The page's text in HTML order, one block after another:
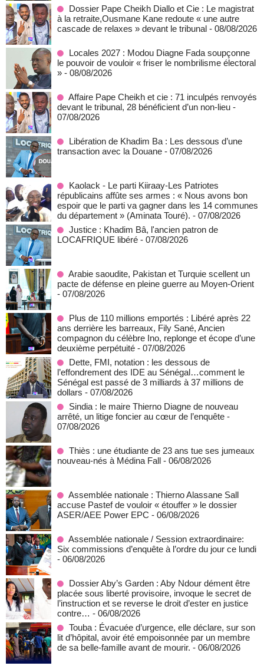
Dossier Pape Cheikh Diallo et Cie : Le magistrat
à la retraite,Ousmane Kane redoute « une autre
cascade de relaxes » devant le tribunal - 08/08/2026
Locales 2027 : Modou Diagne Fada soupçonne
le pouvoir de vouloir « friser le nombrilisme électoral
» - 08/08/2026
Affaire Pape Cheikh et cie : 71 inculpés renvoyés
devant le tribunal, 28 bénéficient d’un non-lieu -
07/08/2026
Libération de Khadim Ba : Les dessous d’une
transaction avec la Douane - 07/08/2026
Kaolack - Le parti Kiiraay-Les Patriotes
républicains affûte ses armes : « Nous avons bon
espoir que le parti va gagner dans les 14 communes
du département » (Aminata Touré). - 07/08/2026
Justice : Khadim Bâ, l'ancien patron de
LOCAFRIQUE libéré - 07/08/2026
Arabie saoudite, Pakistan et Turquie scellent un
pacte de défense en pleine guerre au Moyen-Orient
- 07/08/2026
Plus de 110 millions emportés : Libéré après 22
ans derrière les barreaux, Fily Sané, Ancien
compagnon du célèbre Ino, replonge et écope d’une
deuxième perpétuité - 07/08/2026
Dette, FMI, notation : les dessous de
l’effondrement des IDE au Sénégal…comment le
Sénégal est passé de 3 milliards à 37 millions de
dollars - 07/08/2026
Sindia : le maire Thierno Diagne de nouveau
arrêté, un litige foncier au cœur de l’enquête -
07/08/2026
Thiès : une étudiante de 23 ans tue ses jumeaux
nouveau-nés à Médina Fall - 06/08/2026
Assemblée nationale : Thierno Alassane Sall
accuse Pastef de vouloir « étouffer » le dossier
ASER/AEE Power EPC - 06/08/2026
Assemblée nationale / Session extraordinaire:
Six commissions d’enquête à l’ordre du jour ce lundi
- 06/08/2026
Dossier Aby’s Garden : Aby Ndour dément être
placée sous liberté provisoire, invoque le secret de
l’instruction et se reverse le droit d’ester en justice
contre… - 06/08/2026
Touba : Évacuée d’urgence, elle déclare, sur son
lit d’hôpital, avoir été empoisonnée par un membre
de sa belle-famille avant de mourir. - 06/08/2026